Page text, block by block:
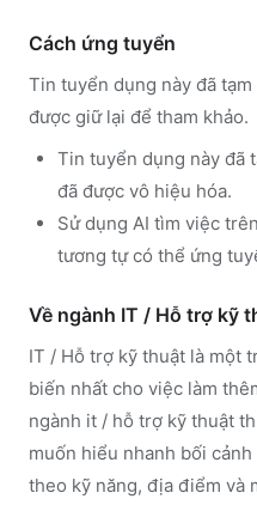
Cách ứng tuyển
Tin tuyển dụng này đã
được giữ lại để tham khảo.
Tin tuyển dụng này đã
đã được vô hiệu hóa.
Sử dụng AI tìm việc
tương tự có thể ứng
Về ngành IT / Hỗ trợ kỹ
IT / Hỗ trợ kỹ thuật là một
biến nhất cho việc làm
ngành it / hỗ trợ kỹ thuật
muốn hiểu nhanh bối
theo kỹ năng, địa điểm và